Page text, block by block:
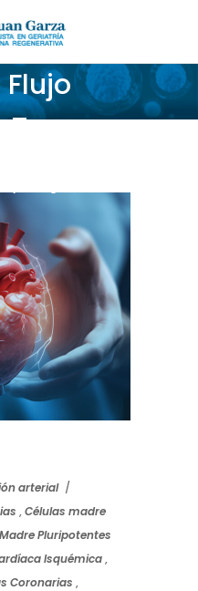
Tag
arterial
,Células madre
Pluripotentes
Isquémica,
Coronarias ,